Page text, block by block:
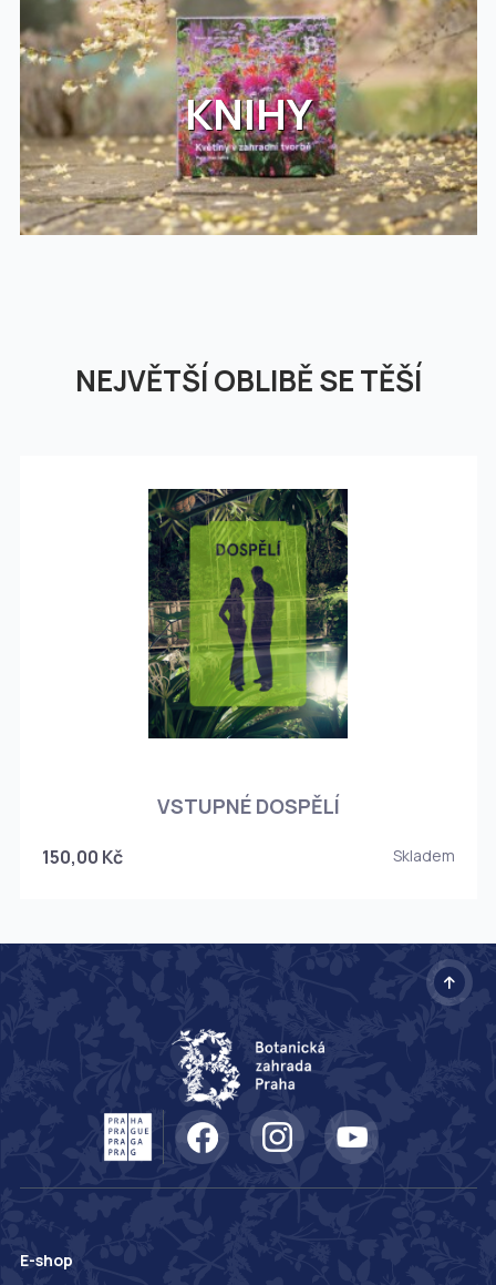
KNIHY
NEJVĚTŠÍ OBLIBĚ SE TĚŠÍ
VSTUPNÉ DOSPĚLÍ
150,00 Kč Skladem
E-shop